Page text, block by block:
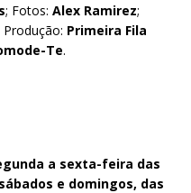
; Fotos: Alex Ramirez;
Produção: Primeira Fila
Te.
a sexta-feira das
e domingos, das